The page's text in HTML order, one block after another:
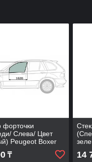
форточки
Слева/ Цвет
Peugeot Boxer
Jumper 06- /
₸ 14